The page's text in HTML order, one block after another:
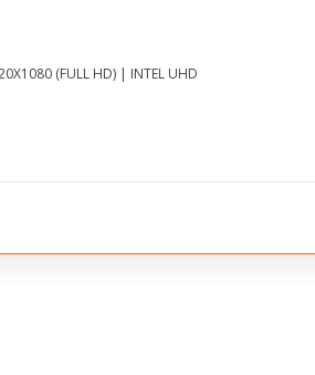
(FULL HD) | INTEL UHD